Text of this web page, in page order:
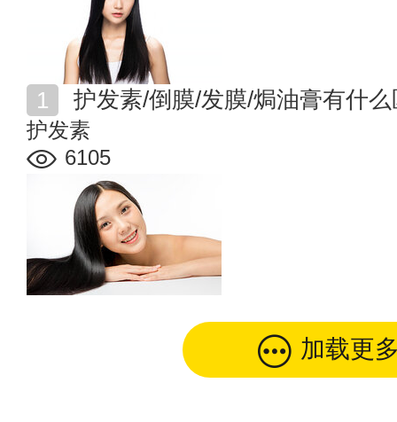
护发素/倒膜/发膜/焗油膏有什
护发素
6105
加载更